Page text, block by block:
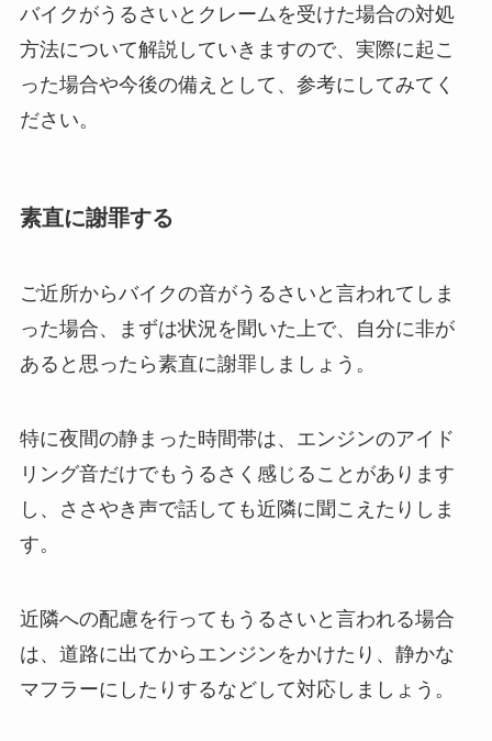
バイクがうるさいとクレームを受けた場合の対処
方法について解説していきますので、実際に起こ
った場合や今後の備えとして、参考にしてみてく
ださい。
素直に謝罪する
ご近所からバイクの音がうるさいと言われてしま
った場合、まずは状況を聞いた上で、自分に非が
あると思ったら素直に謝罪しましょう。
特に夜間の静まった時間帯は、エンジンのアイド
リング音だけでもうるさく感じることがあります
し、ささやき声で話しても近隣に聞こえたりしま
す。
近隣への配慮を行ってもうるさいと言われる場合
は、道路に出てからエンジンをかけたり、静かな
マフラーにしたりするなどして対応しましょう。